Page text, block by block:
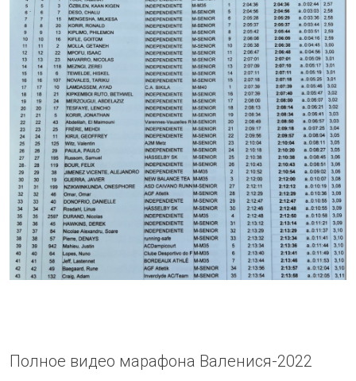
Полное видео марафона Валенися-2022